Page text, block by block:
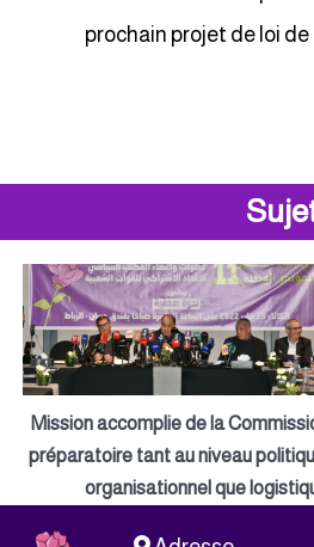
prochain projet de loi
Mission accomplie de la
préparatoire tant au niveau
organisationnel que